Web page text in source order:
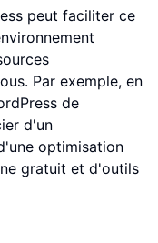
peut faciliter ce
Par exemple, en
de
d'un
optimisation
gratuit et d'outils